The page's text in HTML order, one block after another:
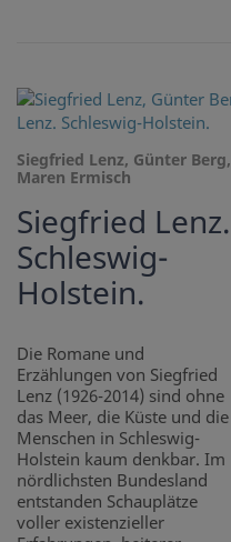
Siegfried Lenz, Günter Berg,
Maren Ermisch
Siegfried Lenz.
Schleswig-
Holstein.
Die Romane und
Erzählungen von Siegfried
Lenz (1926-2014) sind ohne
das Meer, die Küste und die
Menschen in Schleswig-
Holstein kaum denkbar. Im
nördlichsten Bundesland
entstanden Schauplätze
voller existenzieller